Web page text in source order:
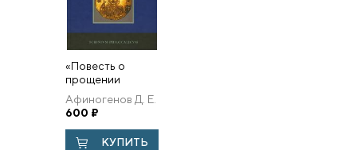
«Повесть о
прощении
императора
Феофила» и
Торжество
Православия
Афиногенов Д. Е.
600 ₽
КУПИТЬ